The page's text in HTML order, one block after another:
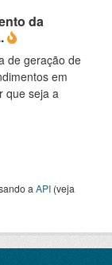
da
de geração de
em
que seja a
a API (veja